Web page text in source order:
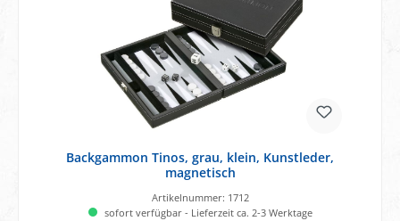
Backgammon Tinos, grau, klein, Kunstleder,
magnetisch
Artikelnummer: 1712
sofort verfügbar - Lieferzeit ca. 2-3 Werktage